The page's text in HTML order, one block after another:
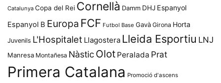
Catalunya Copa del Rei Cornellà Damm DHJ Espanyol
Espanyol B Europa FCF Futbol Base Gavà Girona Horta
Juvenils L'Hospitalet Llagostera Lleida Esportiu LNJ
Manresa Montañesa Nàstic Olot Peralada Prat
Primera Catalana Promoció d'ascens